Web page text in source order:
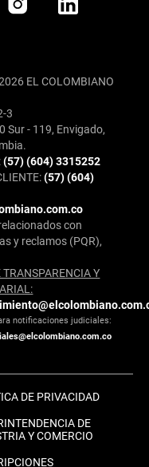
EL COLOMBIANO
3
Sur - 119, Envigado,
(57) (604) 3315252
(57) (604)
con
y reclamos (PQR),
Y
notificaciones judiciales:
DE PRIVACIDAD
DE
Y COMERCIO